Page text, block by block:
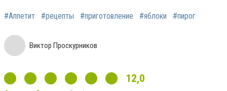
#Аппетит #рецепты #приготовление #яблоки #пирог
Виктор Проскурников
12,0